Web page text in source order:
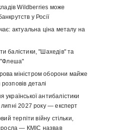
Wildberries може
у Росії
актуальна ціна металу на
балістики, "Шахедів" та
"Флеша"
міністром оборони майже
деталі
антибалістики
2027 року — експерт
терпіти війну стільки,
— КМІС назвав